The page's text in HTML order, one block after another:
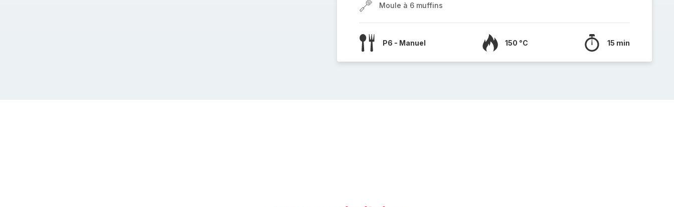
Moule à 6 muffins
P6 - Manuel 150 °C 15 min